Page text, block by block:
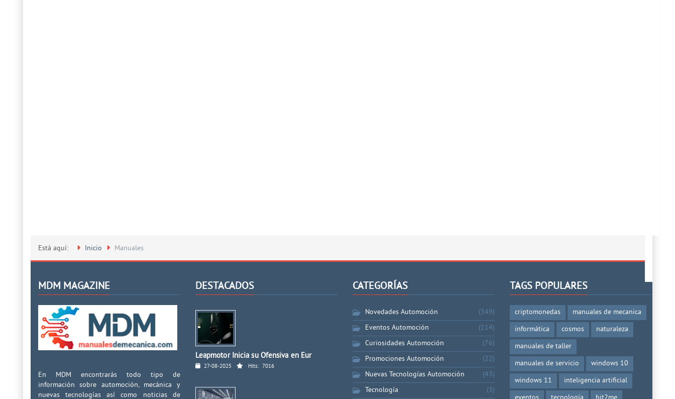
Está aquí: Inicio Manuales
MDM MAGAZINE
En MDM encontrarás todo tipo de
información sobre automoción, mecánica y
nuevas tecnologías así como noticias de
DESTACADOS
Leapmotor Inicia su Ofensiva en Eur
27-08-2025 Hits: 7016
CATEGORÍAS
Novedades Automoción
(349)
Eventos Automoción
(114)
Curiosidades Automoción
(76)
Promociones Automoción
(22)
Nuevas Tecnologías Automoción
(43)
Tecnología
(3)
TAGS POPULARES
criptomonedas
manuales de mecanica
informática
cosmos
naturaleza
manuales de taller
manuales de servicio
windows 10
windows 11
inteligencia artificial